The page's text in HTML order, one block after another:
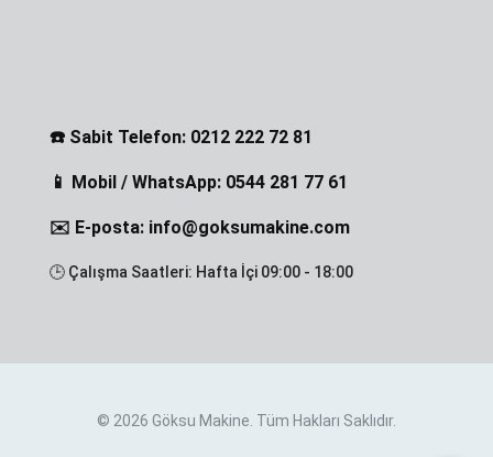
☎️ Sabit Telefon: 0212 222 72 81
📱 Mobil / WhatsApp: 0544 281 77 61
✉️ E-posta: info@goksumakine.com
🕒 Çalışma Saatleri: Hafta İçi 09:00 - 18:00